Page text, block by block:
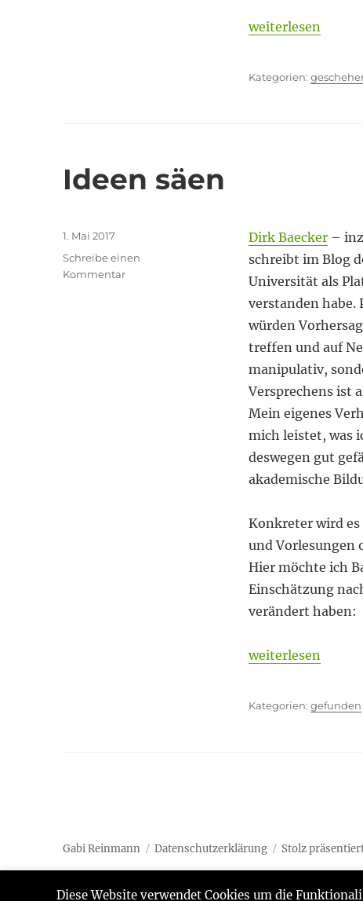
„Didaktische
weiterlesen
Ideen säen
Dirk Baecker–
schreibt im Blog
Universität als
verstanden habe.
würden
treffen und auf
manipulativ,
Versprechens ist
Mein eigenes
mich leistet, was
deswegen gut
akademische
Konkreter wird
und Vorlesungen
Hier möchte ich
Einschätzung
verändert haben:
„Ideen säen“
weiterlesen
Kategorien
gefunden
Veröffentlicht
am
1. Mai 2017
Schreibe einen
Kommentarzu
Gabi Reinmann Datenschutzerklärung Stolz
Diese Website verwendet Cookies um die